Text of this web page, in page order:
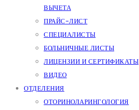
ВЫЧЕТА
ПРАЙС-ЛИСТ
СПЕЦИАЛИСТЫ
БОЛЬНИЧНЫЕ ЛИСТЫ
ЛИЦЕНЗИИ И СЕРТИФИКАТЫ
ВИДЕО
ОТДЕЛЕНИЯ
ОТОРИНОЛАРИНГОЛОГИЯ